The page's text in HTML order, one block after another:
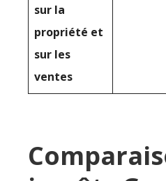
sur la
propriété et
sur les
ventes